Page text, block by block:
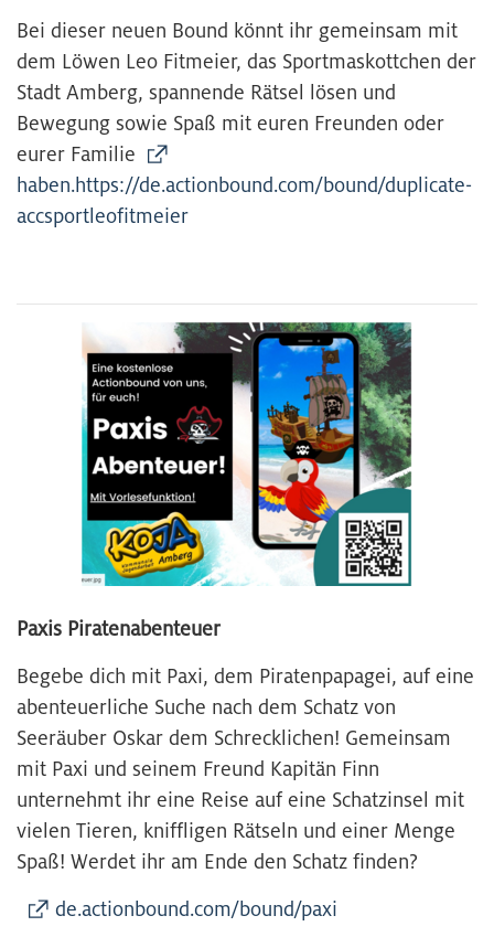
Bei dieser neuen Bound könnt ihr gemeinsam mit
dem Löwen Leo Fitmeier, das Sportmaskottchen der
Stadt Amberg, spannende Rätsel lösen und
Bewegung sowie Spaß mit euren Freunden oder
eurer Familie
haben.https://de.actionbound.com/bound/duplicate-
accsportleofitmeier
Paxis Piratenabenteuer
Begebe dich mit Paxi, dem Piratenpapagei, auf eine
abenteuerliche Suche nach dem Schatz von
Seeräuber Oskar dem Schrecklichen! Gemeinsam
mit Paxi und seinem Freund Kapitän Finn
unternehmt ihr eine Reise auf eine Schatzinsel mit
vielen Tieren, kniffligen Rätseln und einer Menge
Spaß! Werdet ihr am Ende den Schatz finden?
de.actionbound.com/bound/paxi